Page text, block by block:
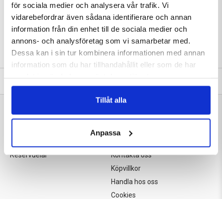
för sociala medier och analysera vår trafik. Vi
vidarebefordrar även sådana identifierare och annan
information från din enhet till de sociala medier och
annons- och analysföretag som vi samarbetar med.
Dessa kan i sin tur kombinera informationen med annan
information som du har tillhandahållit eller som de har
Tillåt alla
Anpassa
Meny
Reservdelar
Länkar
Kontakta oss
Köpvillkor
Handla hos oss
Cookies